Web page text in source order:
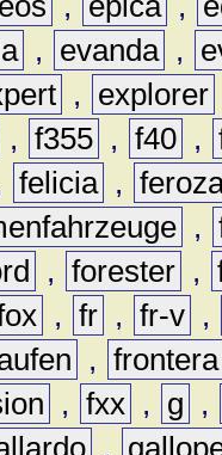
, evanda ,
, explorer
, f355 , f40 ,
felicia ,
,
, forester ,
, fr , fr-v ,
, frontera
, fxx , g
,
,